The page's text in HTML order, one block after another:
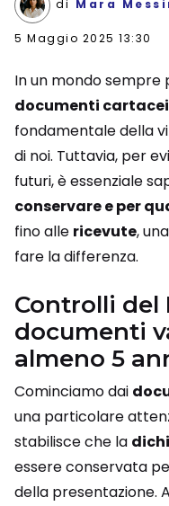
di Mara
5 Maggio 2025 13:30
In un mondo sempre
documenti cartacei
fondamentale della
di noi. Tuttavia, per
futuri, è essenziale
conservare e per
fino alle ricevute,
fare la differenza.
Controlli del
documenti
almeno 5
Cominciamo dai
una particolare
stabilisce che la
essere conservata
della presentazione.